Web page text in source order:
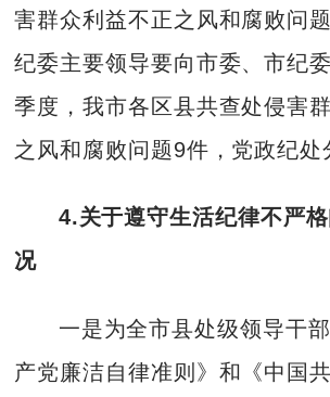
害群众利益不正之风和腐败问
纪委主要领导要向市委、市纪
季度，我市各区县共查处侵害
之风和腐败问题9件，党政纪处
4.关于遵守生活纪律不严
况
一是为全市县处级领导干
产党廉洁自律准则》和《中国